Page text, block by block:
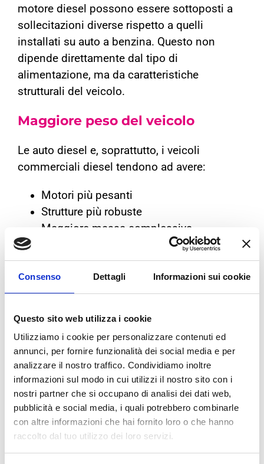
Consenso Dettagli Informazioni sui cookie
Questo sito web utilizza i cookie
Utilizziamo i cookie per personalizzare contenuti ed
annunci, per fornire funzionalità dei social media e per
analizzare il nostro traffico. Condividiamo inoltre
informazioni sul modo in cui utilizzi il nostro sito con i
nostri partner che si occupano di analisi dei dati web,
pubblicità e social media, i quali potrebbero combinarle
con altre informazioni che hai fornito loro o che hanno
raccolto dal tuo utilizzo dei loro servizi.
motore diesel possono essere sottoposti a
sollecitazioni diverse rispetto a quelli
installati su auto a benzina. Questo non
dipende direttamente dal tipo di
alimentazione, ma da caratteristiche
strutturali del veicolo.
Maggiore peso del veicolo
Le auto diesel e, soprattutto, i veicoli
commerciali diesel tendono ad avere:
Motori più pesanti
Strutture più robuste
Maggiore massa complessiva
Un peso superiore comporta un carico
maggiore sull’impianto frenante, inclusi i
Stress maggiore in fase di
frenata
Nei motori diesel si registra spesso:
Coppia più elevata ai bassi regimi
Utilizzo frequente in ambito urbano o
lavorativo
Maggior carico trasportato